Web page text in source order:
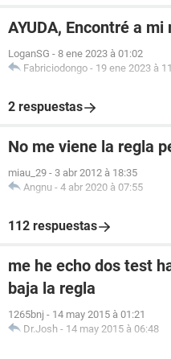
AYUDA, Encontré a
LoganSG - 8 ene 2023 à 01:02
Fabriciodongo - 19 ene 2023 à
2 respuestas
No me viene la regla
miau_29 - 3 abr 2012 à 18:35
Angnu - 4 abr 2020 à 07:55
112 respuestas
me he echo dos test
baja la regla
1265bnj - 14 may 2015 à 01:21
Dr.Josh - 14 may 2015 à 06:48